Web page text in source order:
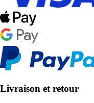
Livraison et retour